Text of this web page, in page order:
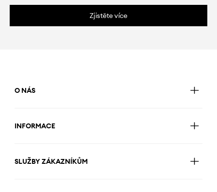
Zjistěte více
O NÁS
INFORMACE
SLUŽBY ZÁKAZNÍKŮM